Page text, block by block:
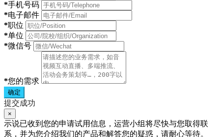
*手机号码
*电子邮件
*职位
*单位
*微信号
*您的需求
确定
提交成功
×
示说已收到您的申请试用信息，运营小组将尽快与您取得联
系，并为您介绍我们的产品和解答您的疑惑，请耐心等待。